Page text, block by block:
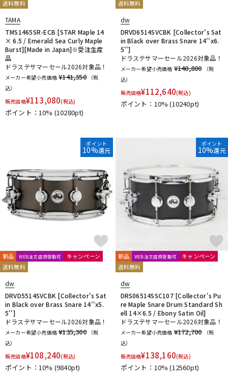
送料無料
TAMA
TMS1465SR-ECB [STAR Maple 14
× 6.5 / Emerald Sea Curly Maple
Burst][Made in Japan]※受注生産
品
ドラステサマーセール2026対象品！
メーカー希望小売価格 ¥141,350
（税
込）
販売価格¥113,080(税込)
ポイント：10% (10280pt)
送料無料
dw
DRVD6514SVCBK [Collector's Sat
in Black over Brass Snare 14''x6.
5'']
ドラステサマーセール2026対象品！
メーカー希望小売価格 ¥140,800
（税
込）
販売価格¥112,640(税込)
ポイント：10%(10240pt)
ポイント
10%還元
新品 WEB注文店頭受取可
キャンペーン
送料無料
dw
DRVD5514SVCBK [Collector's Sat
in Black over Brass Snare 14''x5.
5'']
ドラステサマーセール2026対象品！
メーカー希望小売価格 ¥135,300
（税
込）
販売価格¥108,240(税込)
ポイント：10% (9840pt)
ポイント
10%還元
新品 WEB注文店頭受取可
キャンペーン
送料無料
dw
DRS06514SSC107 [Collector's Pu
re Maple Snare Drum Standard Sh
ell 14×6.5 / Ebony Satin Oil]
ドラステサマーセール2026対象品！
メーカー希望小売価格 ¥172,700
（税
込）
販売価格¥138,160(税込)
ポイント：10%(12560pt)